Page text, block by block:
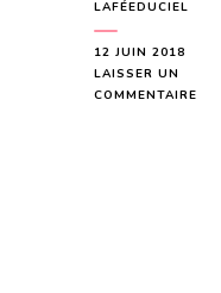
LAFÉEDUCIEL
12 JUIN 2018
LAISSER UN
COMMENTAIRE